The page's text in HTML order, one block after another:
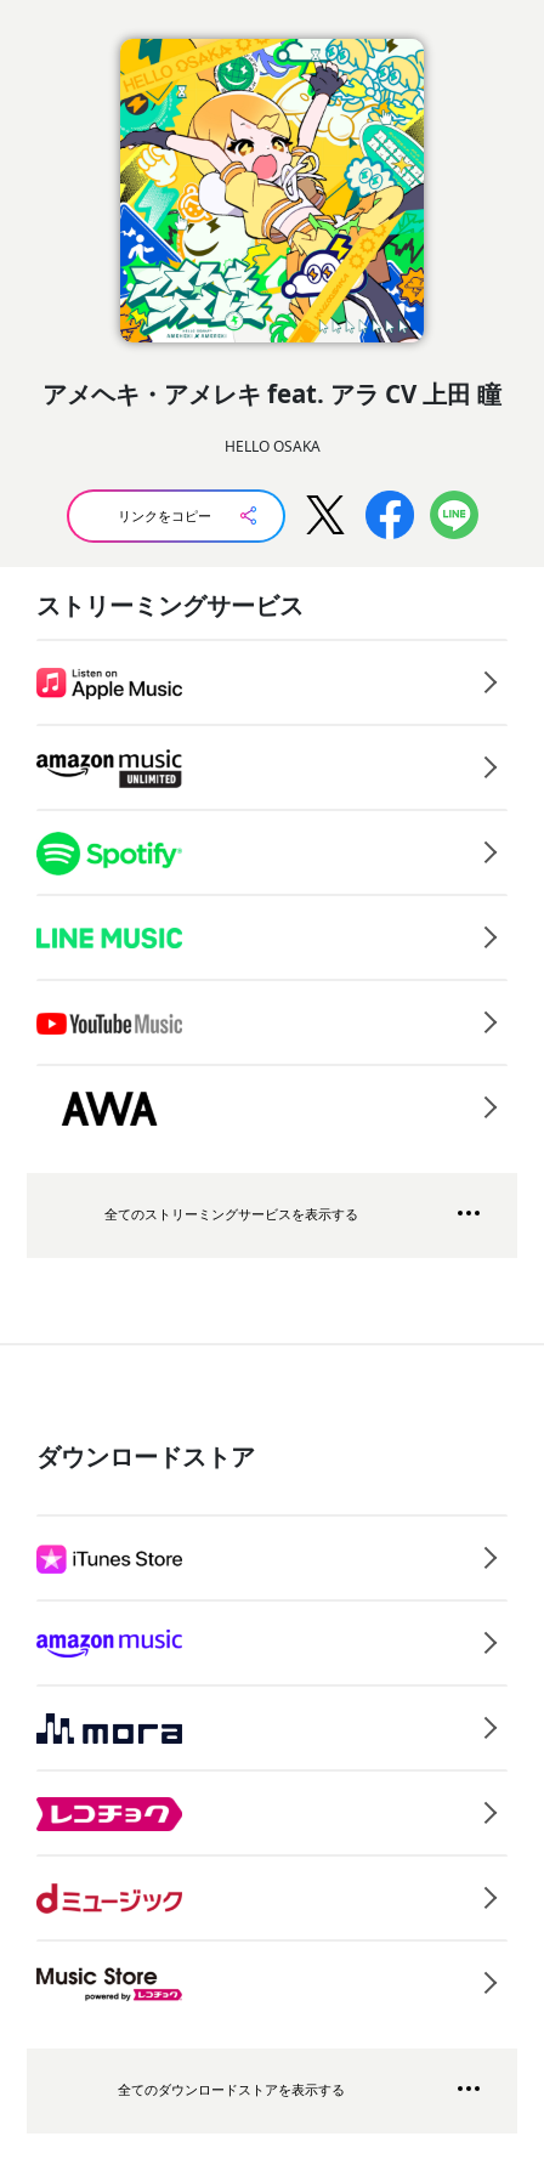
アメヘキ・アメレキ feat. アラ CV 上田 瞳
HELLO OSAKA
リンクをコピー
ストリーミングサービス
全てのストリーミングサービスを表示する
ダウンロードストア
全てのダウンロードストアを表示する